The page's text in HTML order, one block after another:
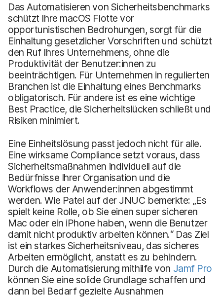
Das Automatisieren von Sicherheitsbenchmarks
schützt Ihre macOS Flotte vor
opportunistischen Bedrohungen, sorgt für die
Einhaltung gesetzlicher Vorschriften und schützt
den Ruf Ihres Unternehmens, ohne die
Produktivität der Benutzer:innen zu
beeinträchtigen. Für Unternehmen in regulierten
Branchen ist die Einhaltung eines Benchmarks
obligatorisch. Für andere ist es eine wichtige
Best Practice, die Sicherheitslücken schließt und
Risiken minimiert.
Eine Einheitslösung passt jedoch nicht für alle.
Eine wirksame Compliance setzt voraus, dass
Sicherheitsmaßnahmen individuell auf die
Bedürfnisse Ihrer Organisation und die
Workflows der Anwender:innen abgestimmt
werden. Wie Patel auf der JNUC bemerkte: „Es
spielt keine Rolle, ob Sie einen super sicheren
Mac oder ein iPhone haben, wenn die Benutzer
damit nicht produktiv arbeiten können.“ Das Ziel
ist ein starkes Sicherheitsniveau, das sicheres
Arbeiten ermöglicht, anstatt es zu behindern.
Durch die Automatisierung mithilfe von Jamf Pro
können Sie eine solide Grundlage schaffen und
dann bei Bedarf gezielte Ausnahmen